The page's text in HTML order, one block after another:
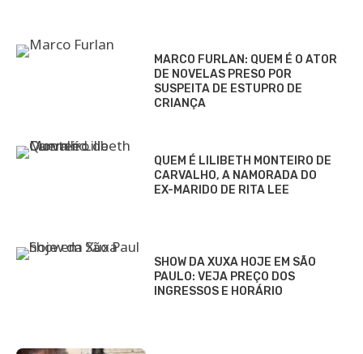
MARCO FURLAN: QUEM É O ATOR
DE NOVELAS PRESO POR
SUSPEITA DE ESTUPRO DE
CRIANÇA
QUEM É LILIBETH MONTEIRO DE
CARVALHO, A NAMORADA DO
EX-MARIDO DE RITA LEE
SHOW DA XUXA HOJE EM SÃO
PAULO: VEJA PREÇO DOS
INGRESSOS E HORÁRIO